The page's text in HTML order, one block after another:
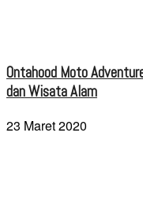
Ontahood Moto
dan Wisata Alam
23 Maret 2020